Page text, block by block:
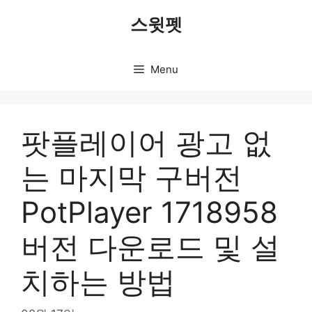
스윗펫
Menu
팟플레이어 광고 없
는 마지막 구버전
PotPlayer 1718958
버전 다운로드 및 설
치하는 방법